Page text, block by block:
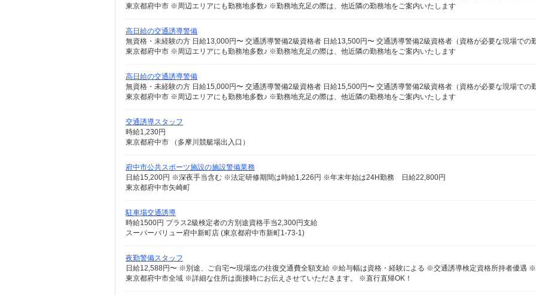
東京都府中市 ※周辺エリアにも勤務地多数♪ ※勤務地充足の際は、他近隣の勤務地をご案内いたします
高日給の交通誘導警備
東京都府中市 ※周辺エリアにも勤務地多数♪ ※勤務地充足の際は、他近隣の勤務地をご案内いたします
高日給の交通誘導警備
東京都府中市 ※周辺エリアにも勤務地多数♪ ※勤務地充足の際は、他近隣の勤務地をご案内いたします
交通誘導スタッフ
時給1,230円
東京都府中市 （多摩川競艇場出入口）
府中市公共スポーツ施設の施設警備業務
日給15,200円 ※深夜手当含む ※法定研修期間は時給1,226円 ※年末年始は24H勤務 日給22,800円
東京都府中市矢崎町
駐車場交通誘導
時給1500円 プラス2級検定者の方別途資格手当2,300円支給
スーパーバリュー府中新町店 (東京都府中市新町1-73-1)
夜勤警備スタッフ
東京都府中市全域 ※詳細な住所は面接時にお伝えさせていただきます。 ※直行直帰OK！